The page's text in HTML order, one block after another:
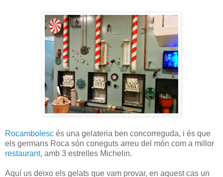
Rocambolesc és una gelateria ben concorreguda, i és que
els germans Roca són coneguts arreu del món com a millor
restaurant, amb 3 estrelles Michelin.
Aquí us deixo els gelats que vam provar, en aquest cas un